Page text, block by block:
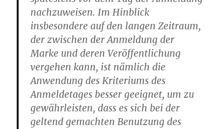
nachzuweisen. Im Hinblick
insbesondere auf den langen Zeitraum,
der zwischen der Anmeldung der
Marke und deren Veröffentlichung
vergehen kann, ist nämlich die
Anwendung des Kriteriums des
Anmeldetages besser geeignet, um zu
gewährleisten, dass es sich bei der
geltend gemachten Benutzung des